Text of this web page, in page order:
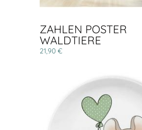
ZAHLEN POSTER
WALDTIERE
21,90 €